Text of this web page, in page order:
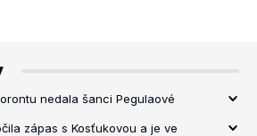
nedala šanci Pegulaové
zápas s Kosťukovou a je ve